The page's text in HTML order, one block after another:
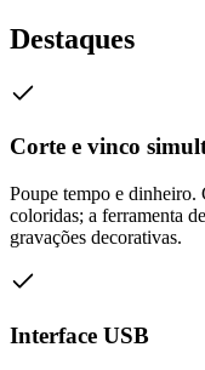
Destaques
Corte e vinco
Poupe tempo e dinheiro.
coloridas; a ferramenta
gravações decorativas.
Interface USB